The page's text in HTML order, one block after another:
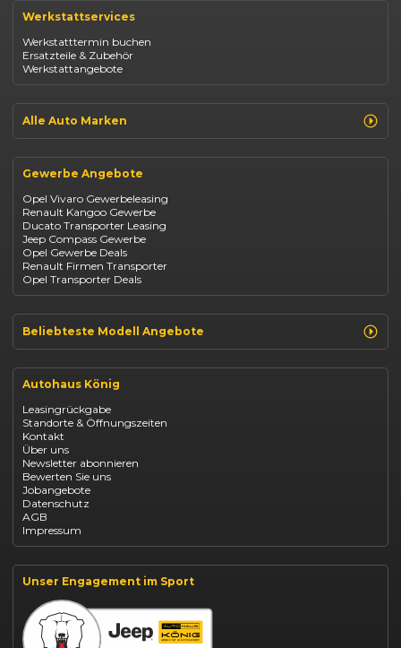
Opel Corsa
Fiat 500
Dacia Duster
Dacia Sandero
Jeep Compass
Suzuki Vitara
Suzuki Swift
Mazda CX-30
Werkstattservices
Werkstatttermin buchen
Ersatzteile & Zubehör
Werkstattangebote
Alle Auto Marken
Opel
Fiat
Jeep
Suzuki
BYD
Kia
Mazda
Citroën
Abarth
Fiat Professional
Gewerbe Angebote
Opel Vivaro Gewerbeleasing
Renault Kangoo Gewerbe
Ducato Transporter Leasing
Jeep Compass Gewerbe
Opel Gewerbe Deals
Renault Firmen Transporter
Opel Transporter Deals
Beliebteste Modell Angebote
Renault Arkana Leasing
Renault Captur Leasing
Opel Astra leasen
Opel Mokka kaufen
Opel Grandland finanzieren
Opel Vivaro Gewerbeleasing
Fiat 500 finanzieren
Fiat Panda leasen
Dacia Duster finanzieren
Dacia Sandero kaufen
Dacia Jogger leasen
Jeep Compass leasen
Jeep Renegade finanzieren
Suzuki Swift finanzieren
BYD Dolphin finanzieren
Kia Ceed finanzieren
Kia Sportage leasen
Mazda CX-30 finanzieren
Citroën C3 leasen
Autohaus König
Leasingrückgabe
Standorte & Öffnungszeiten
Kontakt
Über uns
Newsletter abonnieren
Bewerten Sie uns
Jobangebote
Datenschutz
AGB
Impressum
Unser Engagement im Sport